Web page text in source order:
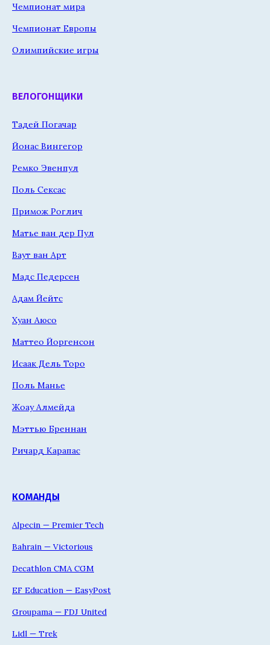
Чемпионат мира
Чемпионат Европы
Олимпийские игры
ВЕЛОГОНЩИКИ
Тадей Погачар
Йонас Вингегор
Ремко Эвенпул
Поль Сексас
Примож Роглич
Матье ван дер Пул
Ваут ван Арт
Мадс Педерсен
Адам Йейтс
Хуан Аюсо
Маттео Йоргенсон
Исаак Дель Торо
Поль Манье
Жоау Алмейда
Мэттью Бреннан
Ричард Карапас
КОМАНДЫ
Alpecin — Premier Tech
Bahrain — Victorious
Decathlon CMA CGM
EF Education — EasyPost
Groupama — FDJ United
Lidl — Trek